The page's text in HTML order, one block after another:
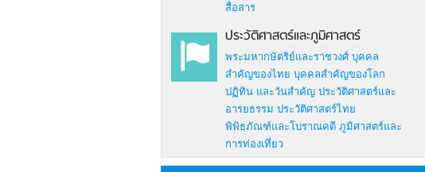
สื่อสาร
ประวัติศาสตร์และภูมิศาสตร์
พระมหากษัตริย์และราชวงศ์ บุคคล
สำคัญของไทย บุคคลสำคัญของโลก
ปฏิทิน และวันสำคัญ ประวัติศาสตร์และ
อารยธรรม ประวัติศาสตร์ไทย
พิพิธภัณฑ์และโบราณคดี ภูมิศาสตร์และ
การท่องเที่ยว